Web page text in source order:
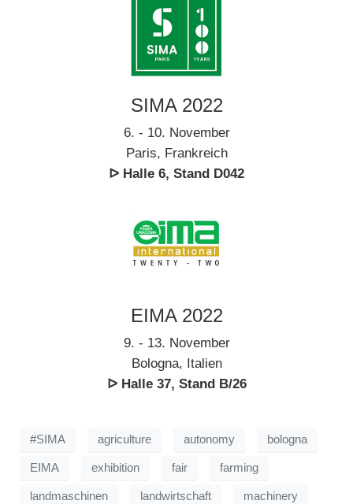
SIMA 2022
6. - 10. November
Paris, Frankreich
ᐅ Halle 6, Stand D042
EIMA 2022
9. - 13. November
Bologna, Italien
ᐅ Halle 37, Stand B/26
#SIMA agriculture autonomy bologna
EIMA exhibition fair farming
landmaschinen landwirtschaft machinery